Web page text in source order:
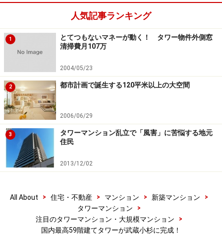
人気記事ランキング
1
とてつもないマネーが動く！ タワー物件外側窓
清掃費月107万
2004/05/23
2 都市計画で誕生する120平米以上の大空間
2006/06/29
3
タワーマンション乱立で「風害」に苦悩する地元
住民
2013/12/02
All About > 住宅・不動産 > マンション > 新築マンション
>
タワーマンション
>
注目のタワーマンション・大規模マンション
>
国内最高59階建てタワーが武蔵小杉に完成！